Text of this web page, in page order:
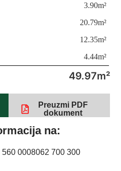
3.90m²
20.79m²
12.35m²
4.44m²
49.97m²
Preuzmi PDF
dokument
na:
560 0008062 700 300